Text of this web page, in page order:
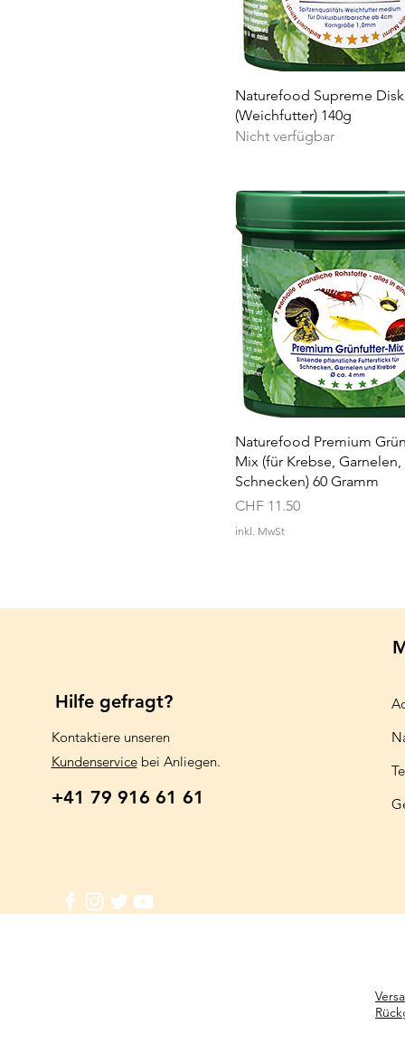
Naturefood Supreme
(Weichfutter) 140g
Nicht verfügbar
Naturefood Premium
Mix (für Krebse, Garnelen,
Schnecken) 60 Gramm
Preis
CHF 11.50
inkl. MwSt
Hilfe gefragt?
Kontaktiere unseren
Kundenservicebei Anliegen.
+41 79 916 61 61